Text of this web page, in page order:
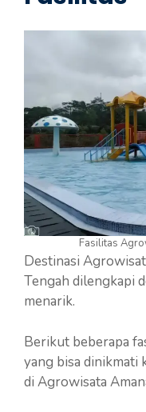
Fasilitas
Destinasi
Tengah dilengkapi
menarik.
Berikut beberapa
yang bisa dinikmati
di Agrowisata